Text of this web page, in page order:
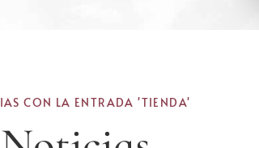
CON LA ENTRADA 'TIENDA'